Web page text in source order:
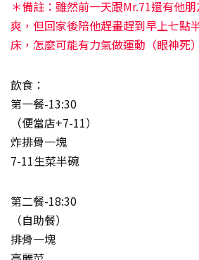
＊備註：雖然前一天跟Mr.71還有他
爽，但回家後陪他趕畫趕到早上七點
床，怎麼可能有力氣做運動（眼神死）
飲食：
第一餐-13:30
（便當店+7-11）
炸排骨一塊
7-11生菜半碗
第二餐-18:30
（自助餐）
排骨一塊